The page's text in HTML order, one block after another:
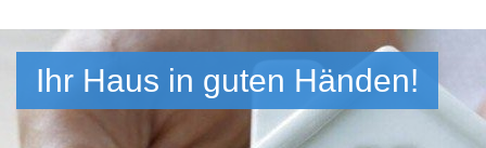
Ihr Haus in guten Händen!